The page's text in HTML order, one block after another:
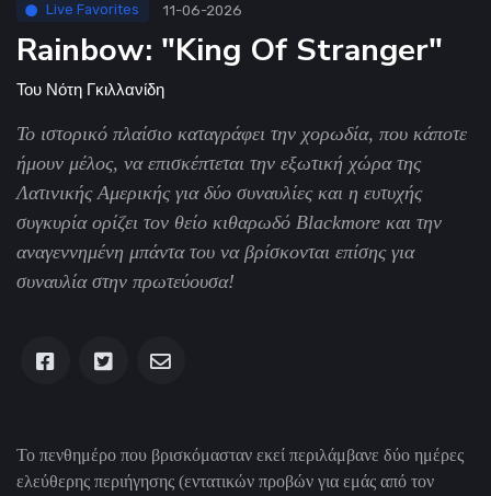
Live Favorites 11-06-2026
Rainbow: "King Of Stranger"
Του Νότη Γκιλλανίδη
Το ιστορικό πλαίσιο καταγράφει την χορωδία, που κάποτε
ήμουν μέλος, να επισκέπτεται την εξωτική χώρα της
Λατινικής Αμερικής για δύο συναυλίες και η ευτυχής
συγκυρία ορίζει τον θείο κιθαρωδό Blackmore και την
αναγεννημένη μπάντα του να βρίσκονται επίσης για
συναυλία στην πρωτεύουσα!
Το πενθημέρο που βρισκόμασταν εκεί περιλάμβανε δύο ημέρες
ελεύθερης περιήγησης (εντατικών προβών για εμάς από τον